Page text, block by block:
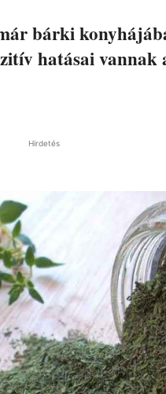
bárki
hatásai vannak
Hirdetés